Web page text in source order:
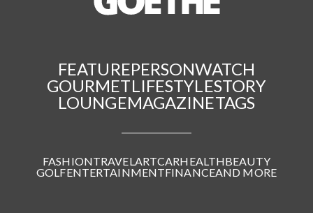
FEATUREPERSONWATCH
GOURMETLIFESTYLESTORY
LOUNGEMAGAZINETAGS
FASHIONTRAVELARTCARHEALTHBEAUTY
GOLFENTERTAINMENTFINANCEAND MORE